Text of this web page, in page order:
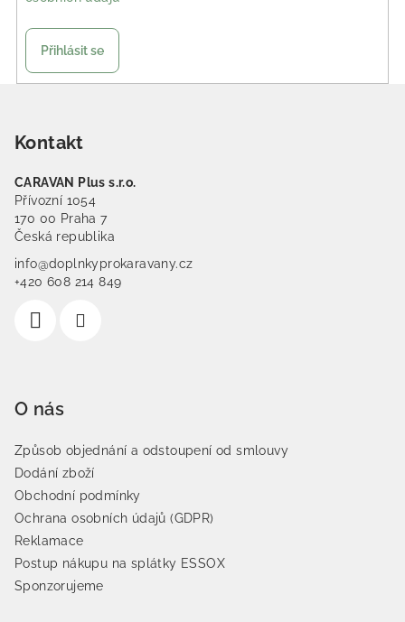
Přihlásit se
Kontakt
CARAVAN Plus s.r.o.
Přívozní 1054
170 00 Praha 7
Česká republika
info@doplnkyprokaravany.cz
+420 608 214 849
O nás
Způsob objednání a odstoupení od smlouvy
Dodání zboží
Obchodní podmínky
Ochrana osobních údajů (GDPR)
Reklamace
Postup nákupu na splátky ESSOX
Sponzorujeme